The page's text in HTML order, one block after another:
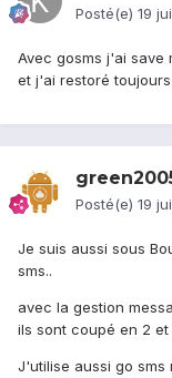
Posté(e) 19
Avec gosms j'ai save
et j'ai restoré
Posté(e) 19
Je suis aussi sous
sms..
avec la gestion
ils sont coupé en 2
J'utilise aussi go sms